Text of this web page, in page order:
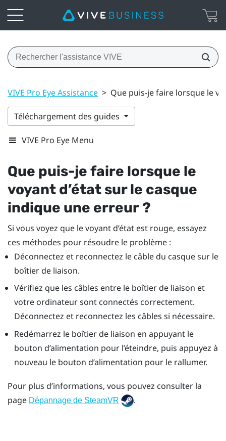
VIVE Pro Eye Assistance > Que puis-je faire lorsque le
Téléchargement des guides
VIVE Pro Eye Menu
Que puis-je faire lorsque le
voyant d’état sur le casque
indique une erreur ?
Si vous voyez que le voyant d’état est rouge, essayez
ces méthodes pour résoudre le problème :
Déconnectez et reconnectez le câble du casque sur le
boîtier de liaison.
Vérifiez que les câbles entre le boîtier de liaison et
votre ordinateur sont connectés correctement.
Déconnectez et reconnectez les câbles si nécessaire.
Redémarrez le boîtier de liaison en appuyant le
bouton d’alimentation pour l’éteindre, puis appuyez à
nouveau le bouton d’alimentation pour le rallumer.
Pour plus d’informations, vous pouvez consulter la
page Dépannage de SteamVR .